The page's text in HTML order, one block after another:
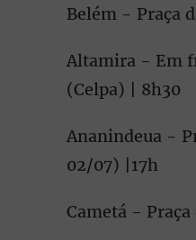
Belém - Praça
Altamira - Em
(Celpa) | 8h30
Ananindeua -
02/07) |17h
Cametá - Praça